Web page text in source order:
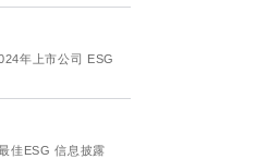
年上市公司 ESG
佳ESG 信息披露